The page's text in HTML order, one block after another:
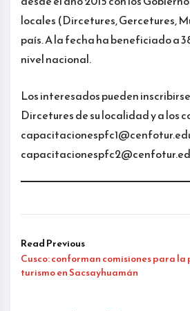
locales (Dircetures, Gercetures,
país. A la fecha ha beneficiado a
nivel nacional.
Los interesados pueden
Dircetures de su localidad y a los
Read Previous
Cusco: conforman comisiones para
turismo en Sacsayhuamán